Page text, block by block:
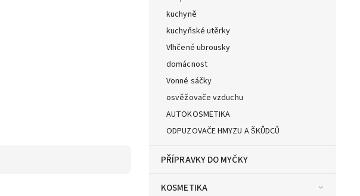
kuchyně
kuchyňské utěrky
Vlhčené ubrousky
domácnost
Vonné sáčky
osvěžovače vzduchu
AUTOKOSMETIKA
ODPUZOVAČE HMYZU A ŠKŮDCŮ
PŘÍPRAVKY DO MYČKY
KOSMETIKA